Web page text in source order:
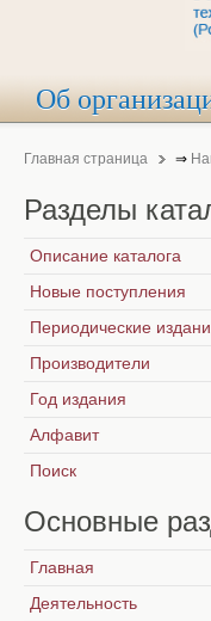
Об
Главная страница ⇒
Разделы
Описание каталога
Новые поступления
Периодические
Производители
Год издания
Алфавит
Поиск
Основные
Главная
Деятельность